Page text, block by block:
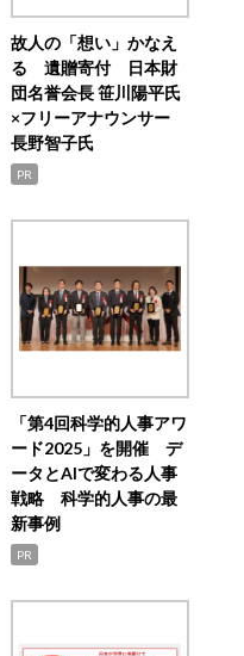
故人の「想い」かなえ
る 遺贈寄付 日本財
団名誉会長 笹川陽平氏
×フリーアナウンサー
長野智子氏
PR
「第4回科学的人事アワ
ード2025」を開催 デ
ータとAIで変わる人事
戦略 科学的人事の最
新事例
PR